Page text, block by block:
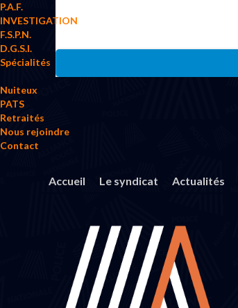
P.A.F.
INVESTIGATION
F.S.P.N.
D.G.S.I.
Spécialités
Nuiteux
PATS
Retraités
Nous rejoindre
Contact
Accueil Le syndicat Actualités